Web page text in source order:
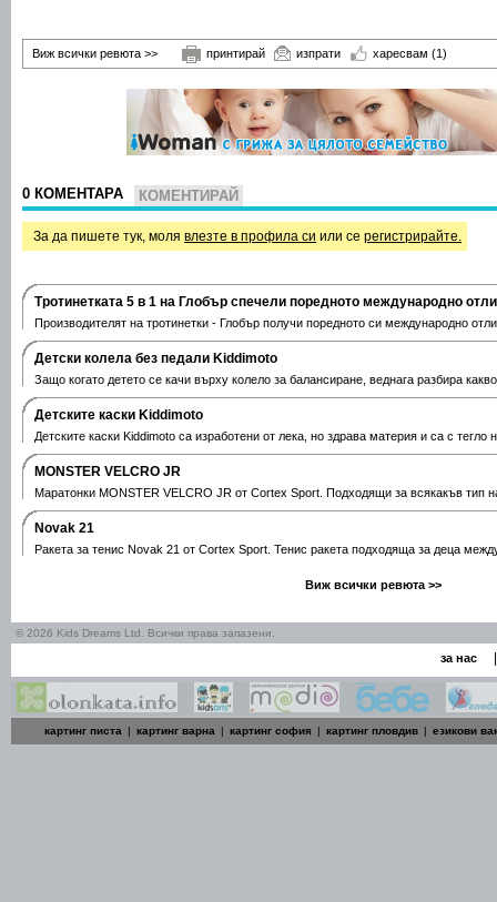
Виж всички ревюта >> принтирай изпрати харесвам (1)
0 КОМЕНТАРА КОМЕНТИРАЙ
За да пишете тук, моля влезте в профила си или се регистрирайте.
Тротинетката 5 в 1 на Глобър спечели поредното международно
Производителят на тротинетки - Глобър получи поредното си международно
Дeтски колела без педали Kiddimoto
Защо когато детето се качи върху колело за балансиране, веднага разбира
Детските каски Kiddimoto
Детските каски Kiddimoto са изработени от лека, но здрава материя и са с тегло
MONSTER VELCRO JR
Маратонки MONSTER VELCRO JR от Cortex Sport. Подходящи за всякакъв тип
Novak 21
Ракета за тенис Novak 21 от Cortex Sport. Тенис ракета подходяща за деца
Виж всички ревюта >>
© 2026 Kids Dreams Ltd. Всички права запазени.
за нас |
картинг писта | картинг варна | картинг софия | картинг пловдив | езикови